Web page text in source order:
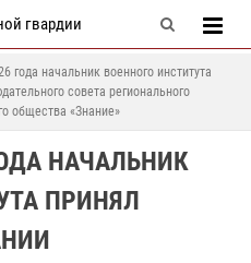
гвардии
года начальник военного института
совета регионального
общества «Знание»
НАЧАЛЬНИК
ПРИНЯЛ